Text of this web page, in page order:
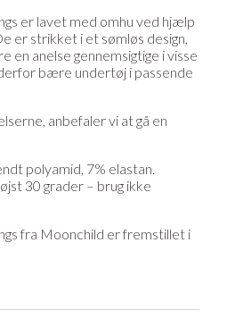
er lavet med omhu ved hjælp
er strikket i et sømløs design,
en anelse gennemsigtige i visse
bære undertøj i passende
anbefaler vi at gå en
polyamid, 7% elastan.
30 grader – brug ikke
fra Moonchild er fremstillet i